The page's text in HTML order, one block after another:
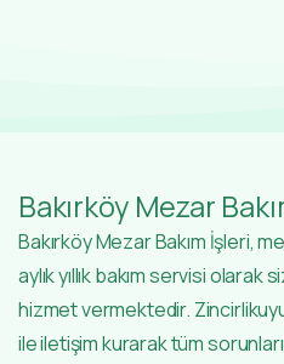
Bakırköy Mezar
Bakırköy Mezar Bakım İşleri,
aylık yıllık bakım servisi
hizmet vermektedir.
ile iletişim kurarak tüm